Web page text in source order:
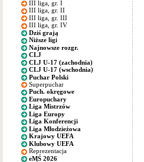
III liga, gr. I
III liga, gr. II
III liga, gr. III
III liga, gr. IV
Dziś grają
Niższe ligi
Najnowsze rozgr.
CLJ
CLJ U-17 (zachodnia)
CLJ U-17 (wschodnia)
Puchar Polski
Superpuchar
Puch. okręgowe
Europuchary
Liga Mistrzów
Liga Europy
Liga Konferencji
Liga Młodzieżowa
Krajowy UEFA
Klubowy UEFA
Reprezentacja
eMŚ 2026